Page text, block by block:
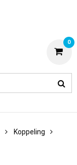
0
Koppeling